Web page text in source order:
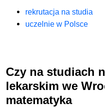
rekrutacja na studia
uczelnie w Polsce
Czy na studiach
lekarskim we
matematyka